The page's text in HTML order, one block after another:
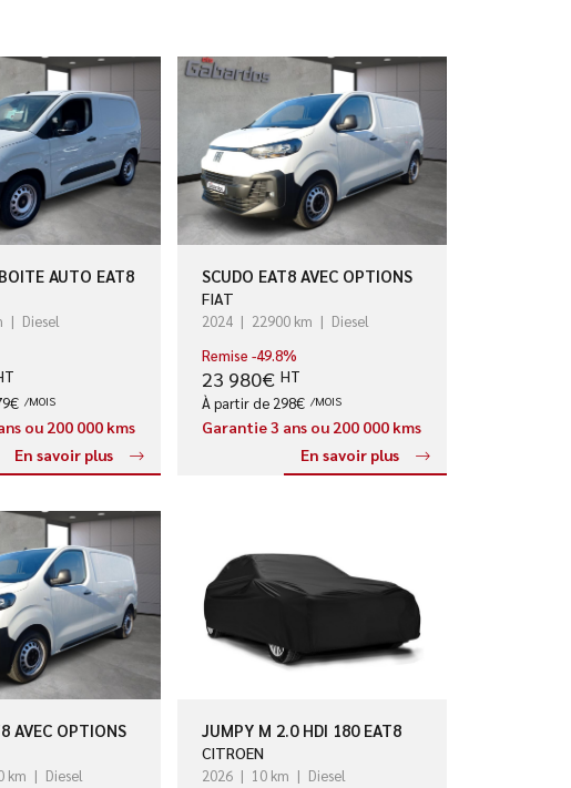
AUTO EAT8
Diesel
/MOIS
ou 200 000 kms
En savoir plus
SCUDO EAT8 AVEC OPTIONS
FIAT
2024 22900 km
Diesel
Remise -49.8%
23 980€ HT
À partir de 298€ /MOIS
Garantie 3 ans ou 200 000 kms
En savoir plus
AVEC OPTIONS
km
Diesel
JUMPY M 2.0 HDI 180 EAT8
CITROEN
2026 10 km
Diesel